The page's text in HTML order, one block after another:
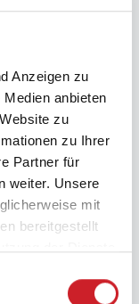
Anzeigen zu
anbieten
zu
zu Ihrer
Partner für
weiter. Unsere
mit
bereitgestellt
auch eine E-